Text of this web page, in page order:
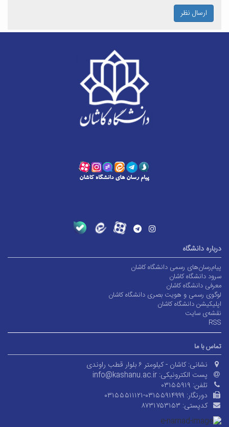
ارسال نظر
درباره دانشگاه
پیام‌رسان‌های رسمی دانشگاه کاشان
سرود دانشگاه کاشان
معرفی دانشگاه کاشان
لوگوی رسمی و هویت بصری دانشگاه کاشان
اپلیکیشن دانشگاه کاشان
نقشه‌ی سایت
RSS
تماس با ما
نشانی: کاشان - کیلومتر ۶ بلوار قطب راوندی
پست الکترونیکی: info@kashanu.ac.ir
تلفن: ۰۳۱۵۵۹۱۹
دورنگار: ۰۳۱۵۵۵۱۱۱۲۱-۰۳۱۵۵۹۱۴۹۹۹
کدپستی: ۸۷۳۱۷۵۳۱۵۳